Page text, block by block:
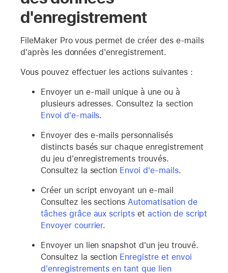
d'enregistrement
FileMaker Pro vous permet de créer des e-mails
d'après les données d'enregistrement.
Vous pouvez effectuer les actions suivantes :
Envoyer un e-mail unique à une ou à
plusieurs adresses. Consultez la section
Envoi d'e-mails.
Envoyer des e-mails personnalisés
distincts basés sur chaque enregistrement
du jeu d'enregistrements trouvés.
Consultez la section Envoi d'e-mails.
Créer un script envoyant un e-mail
Consultez les sectionsAutomatisation de
tâches grâce aux scripts et action de script
Envoyer courrier.
Envoyer un lien snapshot d'un jeu trouvé.
Consultez la section Enregistre et envoi
d'enregistrements en tant que lien